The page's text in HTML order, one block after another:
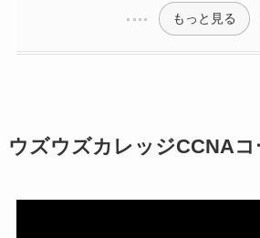
もっと見る
ウズウズカレッジCCNA